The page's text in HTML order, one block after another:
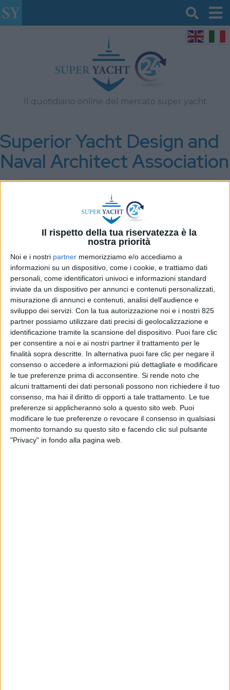
Il rispetto della tua riservatezza è la
nostra priorità
Noi e i nostri partner memorizziamo e/o accediamo a
informazioni su un dispositivo, come i cookie, e trattiamo dati
personali, come identificatori univoci e informazioni standard
inviate da un dispositivo per annunci e contenuti personalizzati,
misurazione di annunci e contenuti, analisi dell'audience e
sviluppo dei servizi. Con la tua autorizzazione noi e i nostri 825
partner possiamo utilizzare dati precisi di geolocalizzazione e
identificazione tramite la scansione del dispositivo. Puoi fare clic
per consentire a noi e ai nostri partner il trattamento per le
finalità sopra descritte. In alternativa puoi fare clic per negare il
consenso o accedere a informazioni più dettagliate e modificare
le tue preferenze prima di acconsentire. Si rende noto che
alcuni trattamenti dei dati personali possono non richiedere il tuo
consenso, ma hai il diritto di opporti a tale trattamento. Le tue
preferenze si applicheranno solo a questo sito web. Puoi
modificare le tue preferenze o revocare il consenso in qualsiasi
momento tornando su questo sito e facendo clic sul pulsante
"Privacy" in fondo alla pagina web.
Il quotidiano online del mercato super yacht
Superior Yacht Design and
Naval Architect Association
Tanta Italia al vertice della
neonata Superior Yacht
Design and Naval Architect
Association
SERVICES 27 MAGGIO 2026